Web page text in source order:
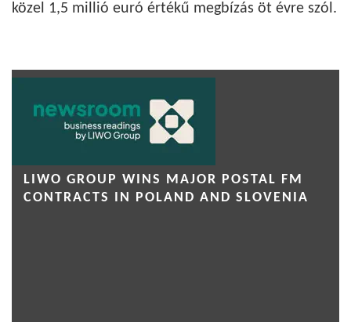
közel 1,5 millió euró értékű megbízás öt évre szól.
LIWO GROUP WINS MAJOR POSTAL FM
CONTRACTS IN POLAND AND SLOVENIA